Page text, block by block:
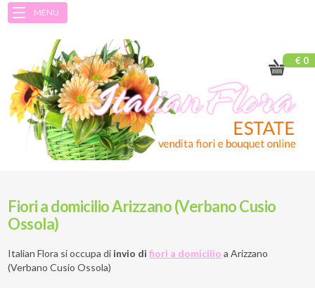
MENU
€ 0
Fiori a domicilio Arizzano (Verbano Cusio
Ossola)
Italian Flora si occupa di invio difiori a domicilio a Arizzano
(Verbano Cusio Ossola)